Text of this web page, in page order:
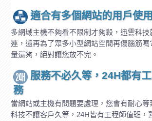
適合有多個網站的用戶使用
多網域主機不夠看不限制才夠殺，迅雲科
連，還再為了眾多小型網站空間再傷腦筋嗎
量還夠，絕對讓您放不完。
服務不必久等，24H都有
務
當網站或主機有問題要處理，您會有耐心
科技不讓客戶久等，24H皆有工程師值班，